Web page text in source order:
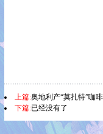
上篇:奥地利产“莫扎特”咖啡
下篇:已经没有了